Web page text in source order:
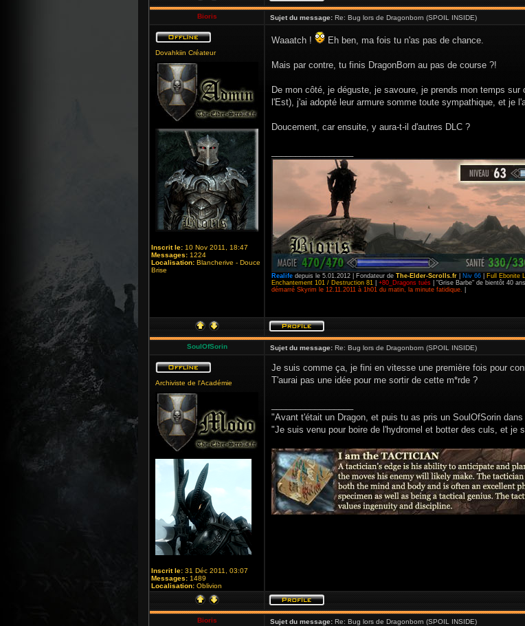
Bioris Sujet du message: Re: Bug lors de Dragonborn (SPOIL INSIDE)
Dovahkiin Créateur
Inscrit le: 10 Nov 2011, 18:47
Messages: 1224
Localisation: Blancherive - Douce
Brise
Waaatch ! Eh ben, ma fois tu n'as pas de chance.
Mais par contre, tu finis DragonBorn au pas de course ?!
De mon côté, je déguste, je savoure, je prends mon temps
l'Est), j'ai adopté leur armure somme toute sympathique, et je
Doucement, car ensuite, y aura-t-il d'autres DLC ?
Realife depuis le 5.01.2012 | Fondateur de The-Elder-Scrolls.fr Niv 66
Full Ebonite
Enchantement 101 / Destruction 81
+80_Dragons tués | "Grise Barbe" de bientôt 40
démarré Skyrim le 12.11.2011 à 1h01 du matin, la minute fatidique.
SoulOfSorin Sujet du message: Re: Bug lors de Dragonborn (SPOIL INSIDE)
Archiviste de l'Académie
Inscrit le: 31 Déc 2011, 03:07
Messages: 1489
Localisation: Oblivion
Je suis comme ça, je fini en vitesse une première fois pour
T'aurai pas une idée pour me sortir de cette m*rde ?
"Avant t'était un Dragon, et puis tu as pris un SoulOfSorin dans
"Je suis venu pour boire de l'hydromel et botter des culs, et je
Bioris Sujet du message: Re: Bug lors de Dragonborn (SPOIL INSIDE)